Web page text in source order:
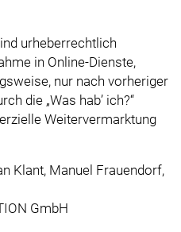
urheberrechtlich
in Online-Dienste,
nur nach vorheriger
die Was hab’ ich?
Weitervermarktung
Klant, Manuel Frauendorf,
GmbH